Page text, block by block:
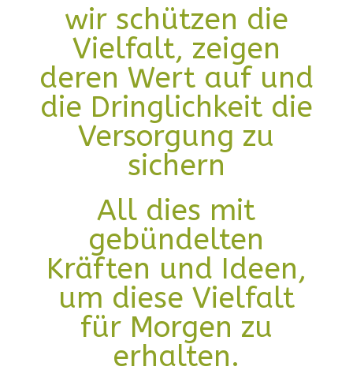
wir schützen die
Vielfalt, zeigen
deren Wert auf und
die Dringlichkeit die
Versorgung zu
sichern
All dies mit
gebündelten
Kräften und Ideen,
um diese Vielfalt
für Morgen zu
erhalten.